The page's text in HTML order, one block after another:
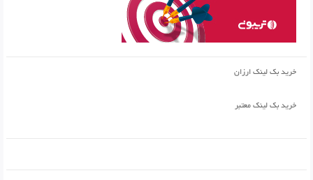
خرید بک لینک ارزان
خرید بک لینک معتبر